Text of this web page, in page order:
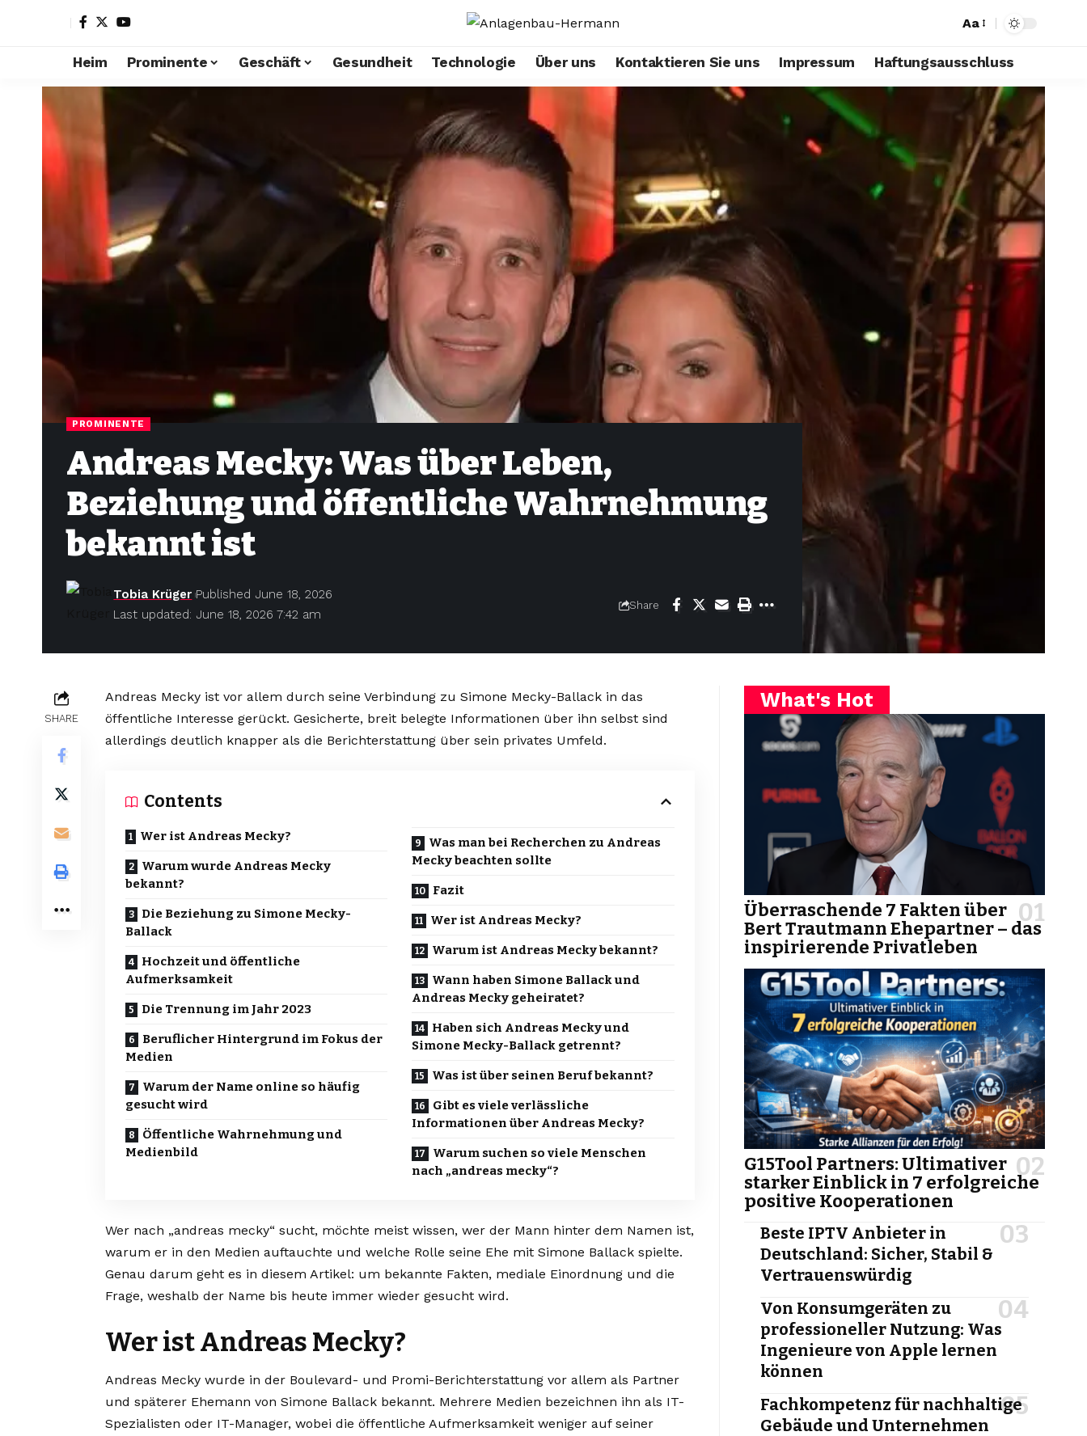
Aa
Heim Prominente Geschäft Gesundheit Technologie Über uns Kontaktieren Sie uns Impressum Haftungsausschluss
PROMINENTE
Andreas Mecky: Was über Leben,
Beziehung und öffentliche Wahrnehmung
bekannt ist
Last updated: June 18, 2026 7:42 am
Tobia Krüger Published June 18, 2026
Share
SHARE
Andreas Mecky ist vor allem durch seine Verbindung zu Simone Mecky-Ballack in das
öffentliche Interesse gerückt. Gesicherte, breit belegte Informationen über ihn selbst sind
allerdings deutlich knapper als die Berichterstattung über sein privates Umfeld.
Contents
Wer ist Andreas Mecky?
Warum wurde Andreas Mecky
bekannt?
Die Beziehung zu Simone Mecky-
Ballack
Hochzeit und öffentliche
Aufmerksamkeit
Die Trennung im Jahr 2023
Beruflicher Hintergrund im Fokus der
Medien
Warum der Name online so häufig
gesucht wird
Öffentliche Wahrnehmung und
Medienbild
Was man bei Recherchen zu Andreas
Mecky beachten sollte
Fazit
Wer ist Andreas Mecky?
Warum ist Andreas Mecky bekannt?
Wann haben Simone Ballack und
Andreas Mecky geheiratet?
Haben sich Andreas Mecky und
Simone Mecky-Ballack getrennt?
Was ist über seinen Beruf bekannt?
Gibt es viele verlässliche
Informationen über Andreas Mecky?
Warum suchen so viele Menschen
nach „andreas mecky“?
Wer nach „andreas mecky“ sucht, möchte meist wissen, wer der Mann hinter dem Namen ist,
warum er in den Medien auftauchte und welche Rolle seine Ehe mit Simone Ballack spielte.
Genau darum geht es in diesem Artikel: um bekannte Fakten, mediale Einordnung und die
Frage, weshalb der Name bis heute immer wieder gesucht wird.
Wer ist Andreas Mecky?
Andreas Mecky wurde in der Boulevard- und Promi-Berichterstattung vor allem als Partner
und späterer Ehemann von Simone Ballack bekannt. Mehrere Medien bezeichnen ihn als IT-
Spezialisten oder IT-Manager, wobei die öffentliche Aufmerksamkeit weniger auf seiner
What's Hot
Überraschende 7 Fakten über
Bert Trautmann Ehepartner – das
inspirierende Privatleben
G15Tool Partners: Ultimativer
starker Einblick in 7 erfolgreiche
positive Kooperationen
Beste IPTV Anbieter in
Deutschland: Sicher, Stabil &
Vertrauenswürdig
Von Konsumgeräten zu
professioneller Nutzung: Was
Ingenieure von Apple lernen
können
Fachkompetenz für nachhaltige
Gebäude und Unternehmen